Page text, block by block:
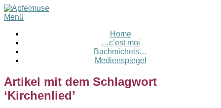
Menü
Home
…c’est moi
Bachmichels…
Medienspiegel
Artikel mit dem Schlagwort
‘Kirchenlied’